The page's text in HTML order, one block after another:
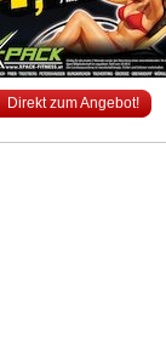
Direkt zum Angebot!